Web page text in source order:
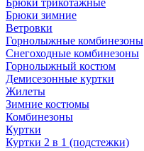
Брюки трикотажные
Брюки зимние
Ветровки
Горнолыжные комбинезоны
Снегоходные комбинезоны
Горнолыжный костюм
Демисезонные куртки
Жилеты
Зимние костюмы
Комбинезоны
Куртки
Куртки 2 в 1 (подстежки)